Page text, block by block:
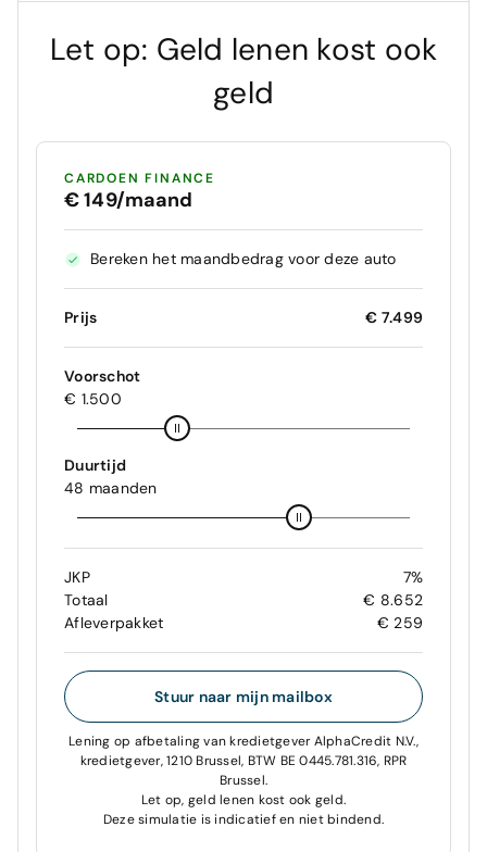
Let op: Geld lenen kost ook
geld
CARDOEN FINANCE
€ 149/maand
Bereken het maandbedrag voor deze auto
Prijs € 7.499
Voorschot
€ 1.500
Duurtijd
48 maanden
JKP
7%
Totaal
€ 8.652
Afleverpakket
€ 259
Stuur naar mijn mailbox
Lening op afbetaling van kredietgever AlphaCredit N.V.,
kredietgever, 1210 Brussel, BTW BE 0445.781.316, RPR
Brussel.
Let op, geld lenen kost ook geld.
Deze simulatie is indicatief en niet bindend.